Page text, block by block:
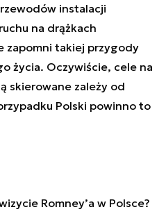
instalacji
na drążkach
zapomni takiej przygody
życia. Oczywiście, cele na
skierowane zależy od
Polski powinno to
Romney’a w Polsce?